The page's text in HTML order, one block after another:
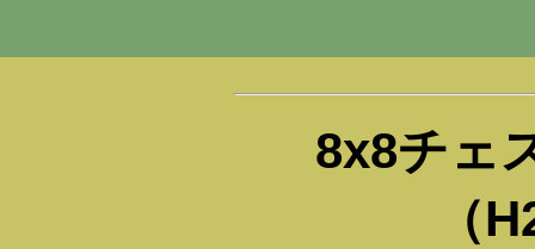
8x8チェ
（